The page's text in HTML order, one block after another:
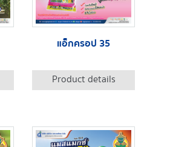
แอ็กครอป 35
Product details